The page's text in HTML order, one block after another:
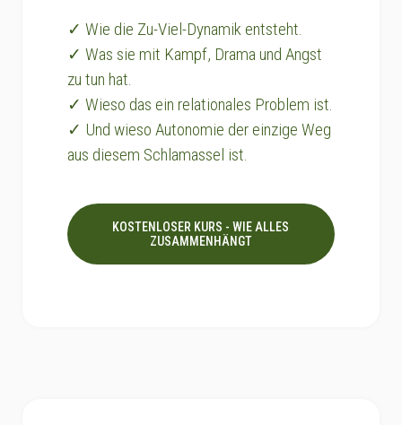
✓ Wie die Zu-Viel-Dynamik entsteht.
✓ Was sie mit Kampf, Drama und Angst
zu tun hat.
✓ Wieso das ein relationales Problem ist.
✓ Und wieso Autonomie der einzige Weg
aus diesem Schlamassel ist.
KOSTENLOSER KURS - WIE ALLES
ZUSAMMENHÄNGT